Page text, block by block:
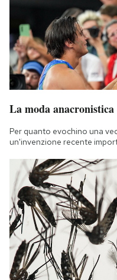
La moda
Per quanto evochino una
un'invenzione recente